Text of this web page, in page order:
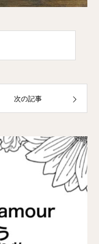
次の記事